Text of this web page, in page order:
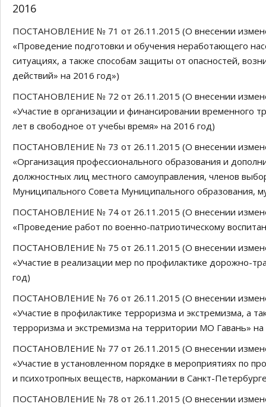
2016
ПОСТАНОВЛЕНИЕ № 71 от 26.11.2015 (О внесении
«Проведение подготовки и обучения неработающего
ситуациях, а также способам защиты от опасностей,
действий» на 2016 год»)
ПОСТАНОВЛЕНИЕ № 72 от 26.11.2015 (О внесении
«Участие в организации и финансировании временного
лет в свободное от учебы время» на 2016 год)
ПОСТАНОВЛЕНИЕ № 73 от 26.11.2015 (О внесении
«Организация профессионального образования и
должностных лиц местного самоуправления, членов
Муниципального Совета Муниципального образования,
ПОСТАНОВЛЕНИЕ № 74 от 26.11.2015 (О внесении
«Проведение работ по военно-патриотическому
ПОСТАНОВЛЕНИЕ № 75 от 26.11.2015 (О внесении
«Участие в реализации мер no профилактике дорожно-
год)
ПОСТАНОВЛЕНИЕ № 76 от 26.11.2015 (О внесении
«Участие в профилактике терроризма и экстремизма, а
терроризма и экстремизма на территории МО Гавань»
ПОСТАНОВЛЕНИЕ № 77 от 26.11.2015 (О внесении
«Участие в установленном порядке в мероприятиях по
и психотропных веществ, наркомании в Санкт-
ПОСТАНОВЛЕНИЕ № 78 от 26.11.2015 (О внесении